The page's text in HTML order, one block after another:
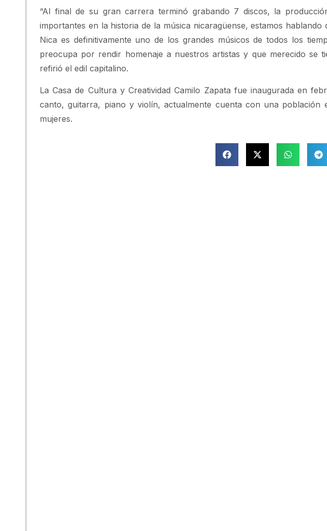
“Al final de su gran carrera terminó grabando 7 discos, la
importantes en la historia de la música nicaragüense, estamos
Nica es definitivamente uno de los grandes músicos de todos los
preocupa por rendir homenaje a nuestros artistas y que merecido se
refirió el edil capitalino.
La Casa de Cultura y Creatividad Camilo Zapata fue inaugurada en
canto, guitarra, piano y violín, actualmente cuenta con una población
mujeres.